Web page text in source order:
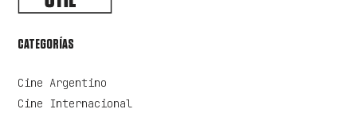
CATEGORÍAS
Cine Argentino
Cine Internacional